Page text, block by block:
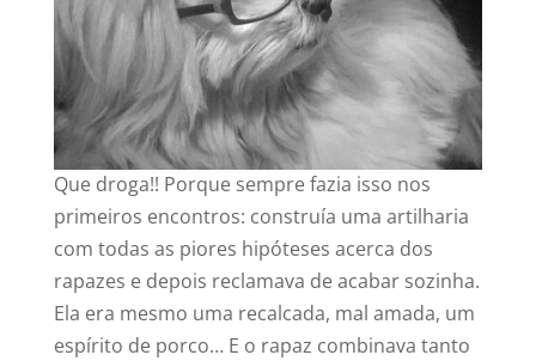
Que droga!! Porque sempre fazia isso nos
primeiros encontros: construía uma artilharia
com todas as piores hipóteses acerca dos
rapazes e depois reclamava de acabar sozinha.
Ela era mesmo uma recalcada, mal amada, um
espírito de porco… E o rapaz combinava tanto